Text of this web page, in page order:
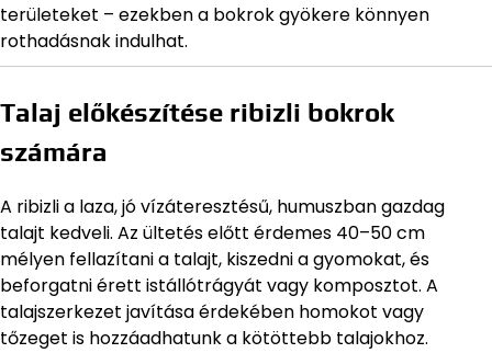
területeket – ezekben a bokrok gyökere könnyen
rothadásnak indulhat.
Talaj előkészítése ribizli bokrok
számára
A ribizli a laza, jó vízáteresztésű, humuszban gazdag
talajt kedveli. Az ültetés előtt érdemes 40–50 cm
mélyen fellazítani a talajt, kiszedni a gyomokat, és
beforgatni érett istállótrágyát vagy komposztot. A
talajszerkezet javítása érdekében homokot vagy
tőzeget is hozzáadhatunk a kötöttebb talajokhoz.